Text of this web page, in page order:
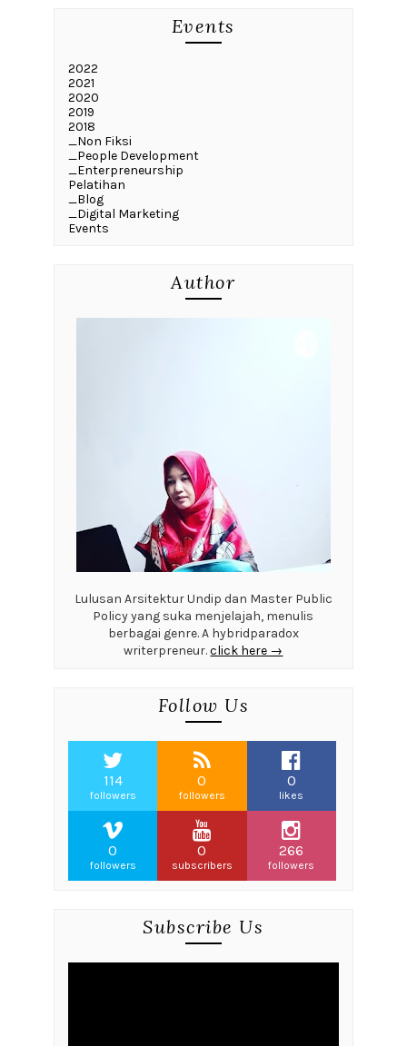
Events
2022
2021
2020
2019
2018
_Non Fiksi
_People Development
_Enterpreneurship
Pelatihan
_Blog
_Digital Marketing
Events
Author
Lulusan Arsitektur Undip dan Master Public
Policy yang suka menjelajah, menulis
berbagai genre. A hybridparadox
writerpreneur.click here →
Follow Us
114
followers
0
followers
0
likes
0
followers
0
subscribers
266
followers
Subscribe Us